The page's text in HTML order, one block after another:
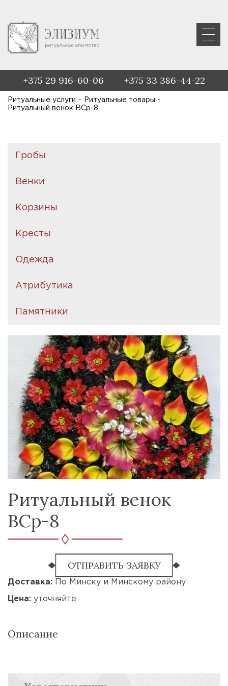
+375 29 916-60-06 +375 33 386-44-22
Ритуальные услуги - Ритуальные товары
-
Ритуальный венок ВСр-8
Гробы
Венки
Корзины
Кресты
Одежда
Атрибутика
Памятники
Ритуальный венок
ВСр-8
ОТПРАВИТЬ ЗАЯВКУ
Доставка: По Минску и Минскому району
Цена: уточняйте
Описание